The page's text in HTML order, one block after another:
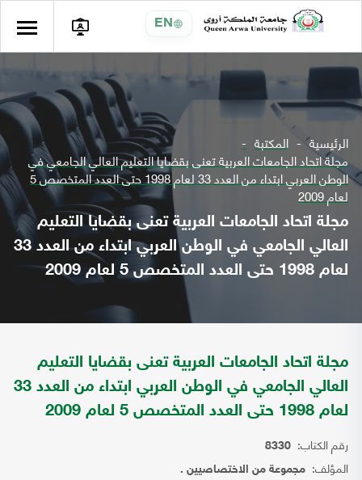
EN
الرئيسية المكتبة
مجلة اتحاد الجامعات العربية تعنى بقضايا التعليم العالي الجامعي في
الوطن العربي ابتداء من العدد 33 لعام 1998 حتى العدد المتخصص 5
لعام 2009
مجلة اتحاد الجامعات العربية تعنى بقضايا التعليم
العالي الجامعي في الوطن العربي ابتداء من العدد 33
لعام 1998 حتى العدد المتخصص 5 لعام 2009
مجلة اتحاد الجامعات العربية تعنى بقضايا التعليم
العالي الجامعي في الوطن العربي ابتداء من العدد 33
لعام 1998 حتى العدد المتخصص 5 لعام 2009
رقم الكتاب: 8330
المؤلف: مجموعة من الاختصاصيين .